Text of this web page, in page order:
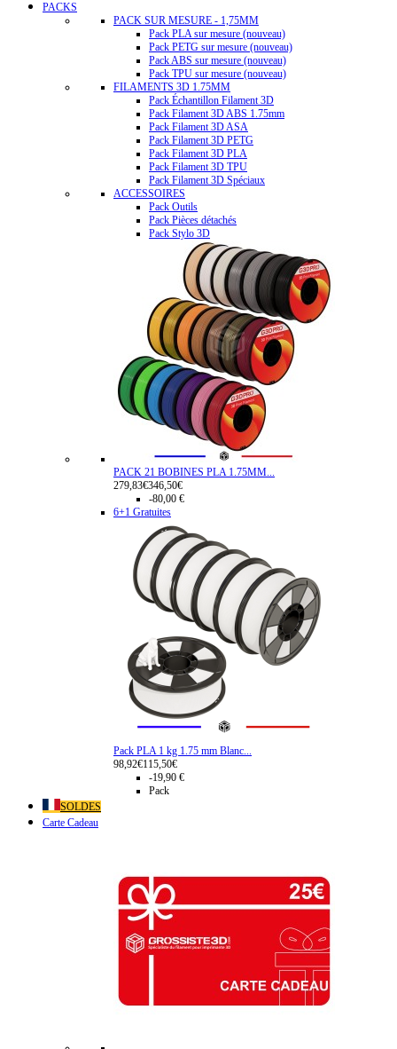
PACKS
PACK SUR MESURE - 1,75MM
Pack PLA sur mesure (nouveau)
Pack PETG sur mesure (nouveau)
Pack ABS sur mesure (nouveau)
Pack TPU sur mesure (nouveau)
FILAMENTS 3D 1.75MM
Pack Échantillon Filament 3D
Pack Filament 3D ABS 1.75mm
Pack Filament 3D ASA
Pack Filament 3D PETG
Pack Filament 3D PLA
Pack Filament 3D TPU
Pack Filament 3D Spéciaux
ACCESSOIRES
Pack Outils
Pack Pièces détachés
Pack Stylo 3D
PACK 21 BOBINES PLA 1.75MM...
279,83€346,50€
-80,00 €
6+1 Gratuites
Pack PLA 1 kg 1.75 mm Blanc...
98,92€115,50€
-19,90 €
Pack
SOLDES
Carte Cadeau